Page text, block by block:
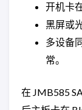
开机卡
黑屏或
多设备
常。
在 JMB585